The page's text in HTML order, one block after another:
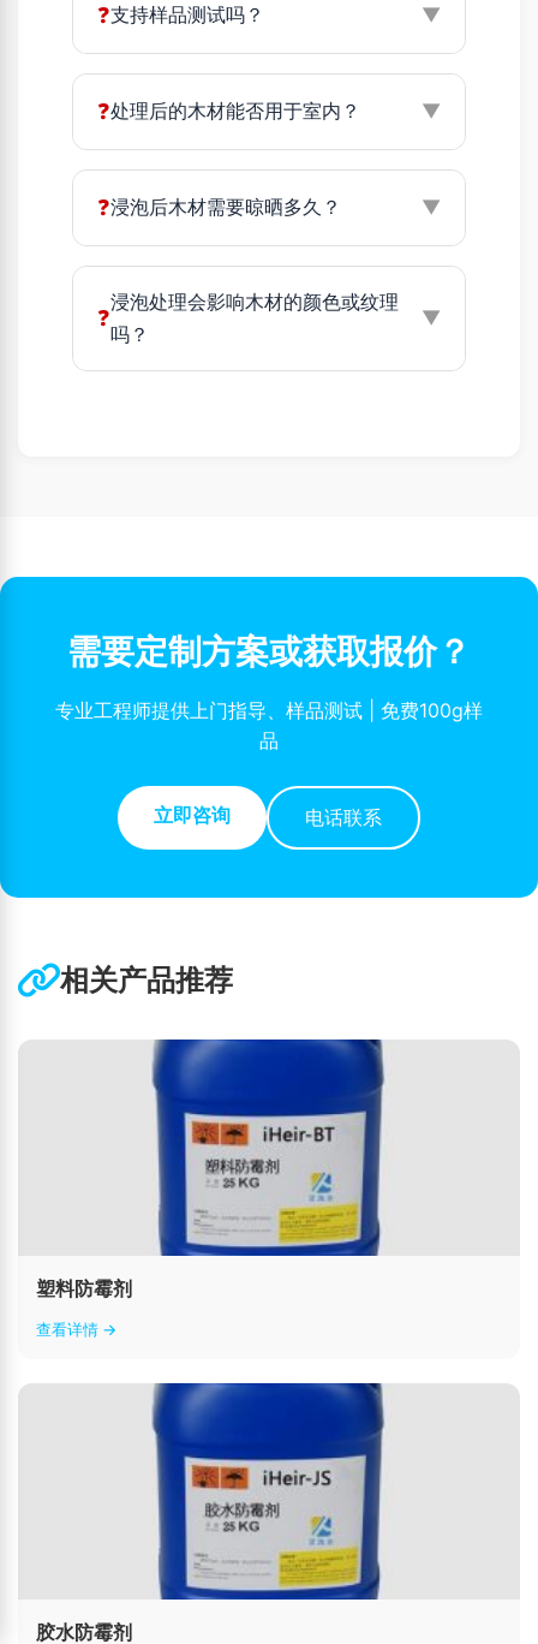
❓支持样品测试吗？ ▼
❓处理后的木材能否用于室内？ ▼
❓浸泡后木材需要晾晒多久？ ▼
❓
浸泡处理会影响木材的颜色或纹理
吗？
▼
需要定制方案或获取报价？
专业工程师提供上门指导、样品测试 | 免费100g样
品
立即咨询 电话联系
相关产品推荐
塑料防霉剂
查看详情 →
胶水防霉剂